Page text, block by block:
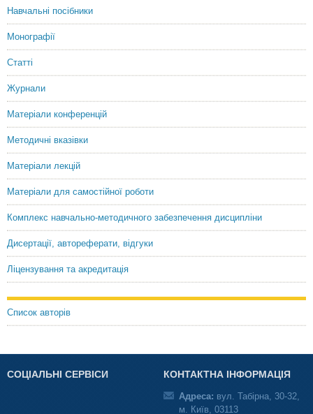
Навчальні посібники
Монографії
Статті
Журнали
Матеріали конференцій
Методичні вказівки
Матеріали лекцій
Матеріали для самостійної роботи
Комплекс навчально-методичного забезпечення дисципліни
Дисертації, автореферати, відгуки
Ліцензування та акредитація
Список авторів
СОЦІАЛЬНІ СЕРВІСИ КОНТАКТНА ІНФОРМАЦІЯ
Адреса: вул. Табірна, 30-32,
м. Київ, 03113